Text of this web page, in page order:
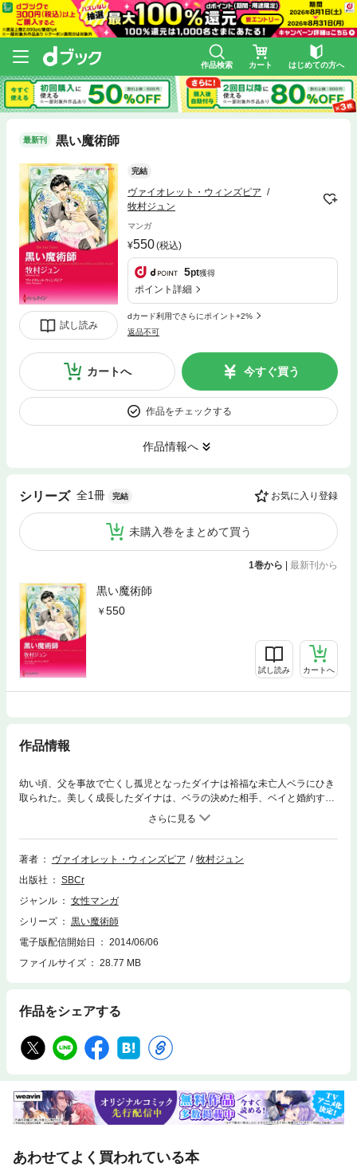
作品検索 カート はじめての方へ
最新刊 黒い魔術師
試し読み
完結
ヴァイオレット・ウィンズピア
牧村ジュン
マンガ
550(税込)
5pt獲得
ポイント詳細
dカード利用でさらにポイント+2%
返品不可
カートへ 今すぐ買う
作品をチェックする
作品情報へ
シリーズ 全1冊 完結 お気に入り登録
未購入巻をまとめて買う
1巻から | 最新刊から
黒い魔術師
550
試し読み カートへ
作品情報
幼い頃、父を事故で亡くし孤児となったダイナは裕福な未亡人ベラにひき
取られた。美しく成長したダイナは、ベラの決めた相手、ベイと婚約す
る。ベイは上流社会にふさわしい理想的な婚約者だったが、ダイナは彼と
の間に、愛情をまったく感じることができないでいた。そんなダイナの前
に、まるで魔術師のように魅惑的な目をしたイタリア人ラフが現れた。年
上で傲慢な彼はダイナを誘惑する。そんなラフにダイナは婚約者にはない
著者 ヴァイオレット・ウィンズピア
牧村ジュン
出版社
SBCr
ジャンル
女性マンガ
シリーズ
黒い魔術師
電子版配信開始日
2014/06/06
ファイルサイズ
28.77 MB
作品をシェアする
あわせてよく買われている本